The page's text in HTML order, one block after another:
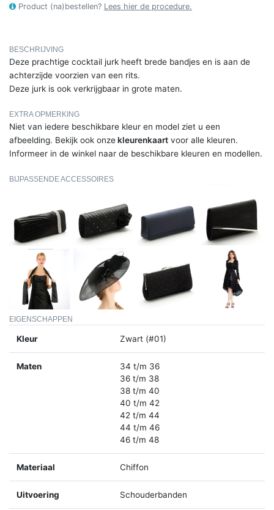
Product (na)bestellen? Lees hier de procedure.
BESCHRIJVING
Deze prachtige cocktail jurk heeft brede bandjes en is aan de
achterzijde voorzien van een rits.
Deze jurk is ook verkrijgbaar in grote maten.
EXTRA OPMERKING
Niet van iedere beschikbare kleur en model ziet u een
afbeelding. Bekijk ook onzekleurenkaart voor alle kleuren.
Informeer in de winkel naar de beschikbare kleuren en modellen.
BIJPASSENDE ACCESSOIRES
EIGENSCHAPPEN
Kleur Zwart (#01)
Maten
34 t/m 36
36 t/m 38
38 t/m 40
40 t/m 42
42 t/m 44
44 t/m 46
46 t/m 48
Materiaal Chiffon
Uitvoering Schouderbanden